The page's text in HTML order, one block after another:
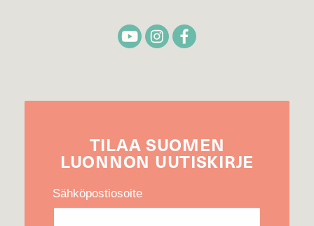
TILAA SUOMEN
LUONNON UUTIS­KIRJE
Sähköpostiosoite